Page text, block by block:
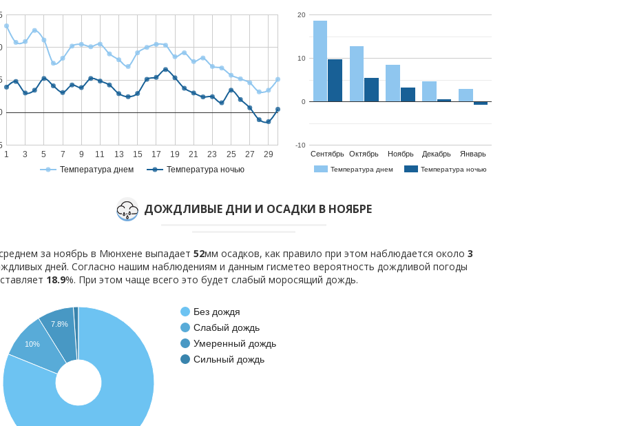
Температура днем Температура ночью
1 3 5 7 9 11 13 15 17 19 21 23 25 27 29
Температура днем Температура ночью
Сентябрь Октябрь Ноябрь Декабрь Январь
-10
0
10
20
ДОЖДЛИВЫЕ ДНИ И ОСАДКИ В НОЯБРЕ
за ноябрь в Мюнхене выпадает 52мм осадков, как правило при этом наблюдается около 3
дней. Согласно нашим наблюдениям и данным гисметео вероятность дождливой погоды
18.9%. При этом чаще всего это будет слабый моросящий дождь.
Без дождя
Слабый дождь
Умеренный дождь
Сильный дождь
7.8%
10%